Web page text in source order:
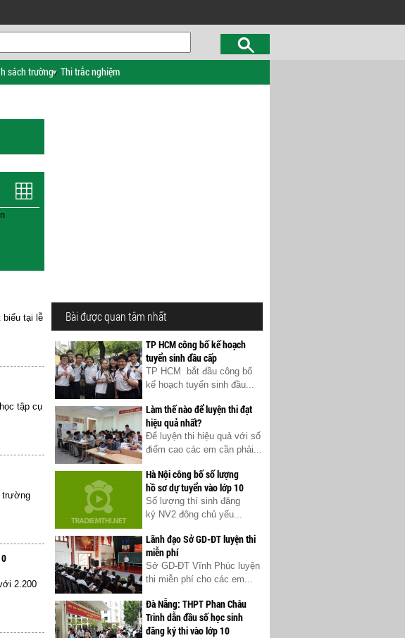
sách trường Thi trắc nghiệm
tại lễ
tập cụ
trường
2.200
Bài được quan tâm nhất
TP HCM công bố kế hoạch
tuyển sinh đầu cấp
TP HCM bắt đầu công bố
kế hoạch tuyển sinh đầu...
Làm thế nào để luyện thi đạt
hiệu quả nhất?
Để luyện thi hiệu quả với số
điểm cao các em cần phải...
Hà Nội công bố số lượng
hồ sơ dự tuyển vào lớp 10
Số lượng thí sinh đăng
ký NV2 đông chủ yếu...
Lãnh đạo Sở GD-ĐT luyện thi
miễn phí
Sở GD-ĐT Vĩnh Phúc luyện
thi miễn phí cho các em...
Đà Nẵng: THPT Phan Châu
Trinh dẫn đầu số học sinh
đăng ký thi vào lớp 10